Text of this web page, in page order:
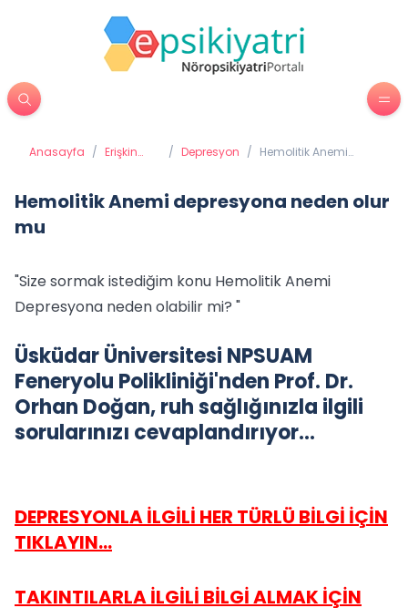
Anasayfa / Erişkin
/ Depresyon / Hemolitik Anemi
Hemolitik Anemi depresyona neden olur
mu
"Size sormak istediğim konu Hemolitik Anemi
Depresyona neden olabilir mi? "
Üsküdar Üniversitesi NPSUAM
Feneryolu Polikliniği'nden Prof. Dr.
Orhan Doğan, ruh sağlığınızla ilgili
sorularınızı cevaplandırıyor…
DEPRESYONLA İLGİLİ HER TÜRLÜ BİLGİ İÇİN
TIKLAYIN...
TAKINTILARLA İLGİLİ BİLGİ ALMAK İÇİN